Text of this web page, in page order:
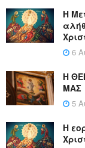
Η
6
Η
ΜΑΣ
5
Η